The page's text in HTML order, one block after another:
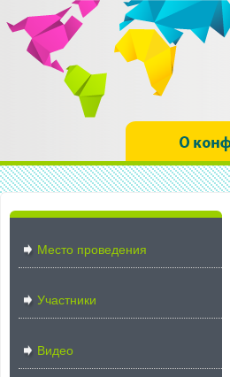
Место проведения
Участники
Видео